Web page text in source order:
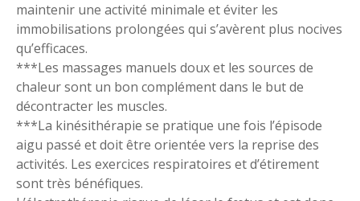
maintenir une activité minimale et éviter les
immobilisations prolongées qui s’avèrent plus nocives
qu’efficaces.
***Les massages manuels doux et les sources de
chaleur sont un bon complément dans le but de
décontracter les muscles.
***La kinésithérapie se pratique une fois l’épisode
aigu passé et doit être orientée vers la reprise des
activités. Les exercices respiratoires et d’étirement
sont très bénéfiques.